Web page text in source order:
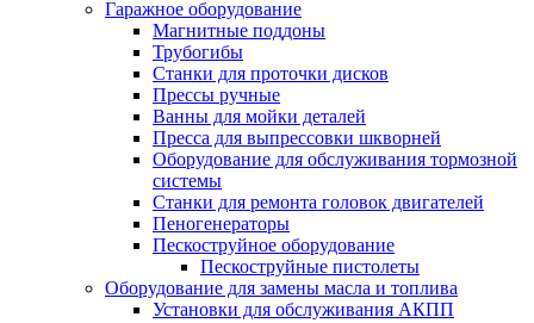
Гаражное оборудование
Магнитные поддоны
Трубогибы
Станки для проточки дисков
Прессы ручные
Ванны для мойки деталей
Пресса для выпрессовки шкворней
Оборудование для обслуживания тормозной
системы
Станки для ремонта головок двигателей
Пеногенераторы
Пескоструйное оборудование
Пескоструйные пистолеты
Оборудование для замены масла и топлива
Установки для обслуживания АКПП